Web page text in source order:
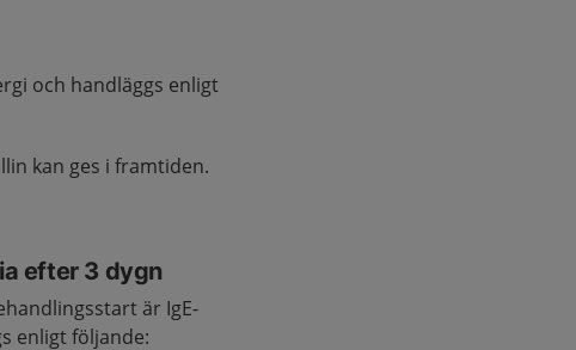
och handläggs enligt
kan ges i framtiden.
efter 3 dygn
är IgE-
enligt följande: